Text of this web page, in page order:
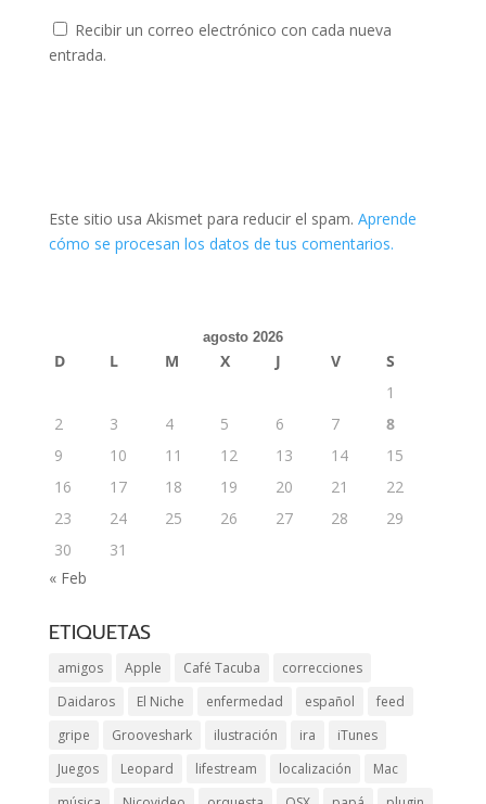
Recibir un correo electrónico con cada nueva
entrada.
Este sitio usa Akismet para reducir el spam. Aprende
cómo se procesan los datos de tus comentarios.
agosto 2026
D L M X J V
S
1
2
3 4 5 6 7
8
9
10 11 12 13 14
15
16
17 18 19 20 21
22
23
24 25 26 27 28
29
30
31
« Feb
ETIQUETAS
amigos Apple Café Tacuba
correcciones
Daidaros
El Niche enfermedad español
feed
gripe
Grooveshark ilustración ira
iTunes
Juegos
Leopard lifestream localización
Mac